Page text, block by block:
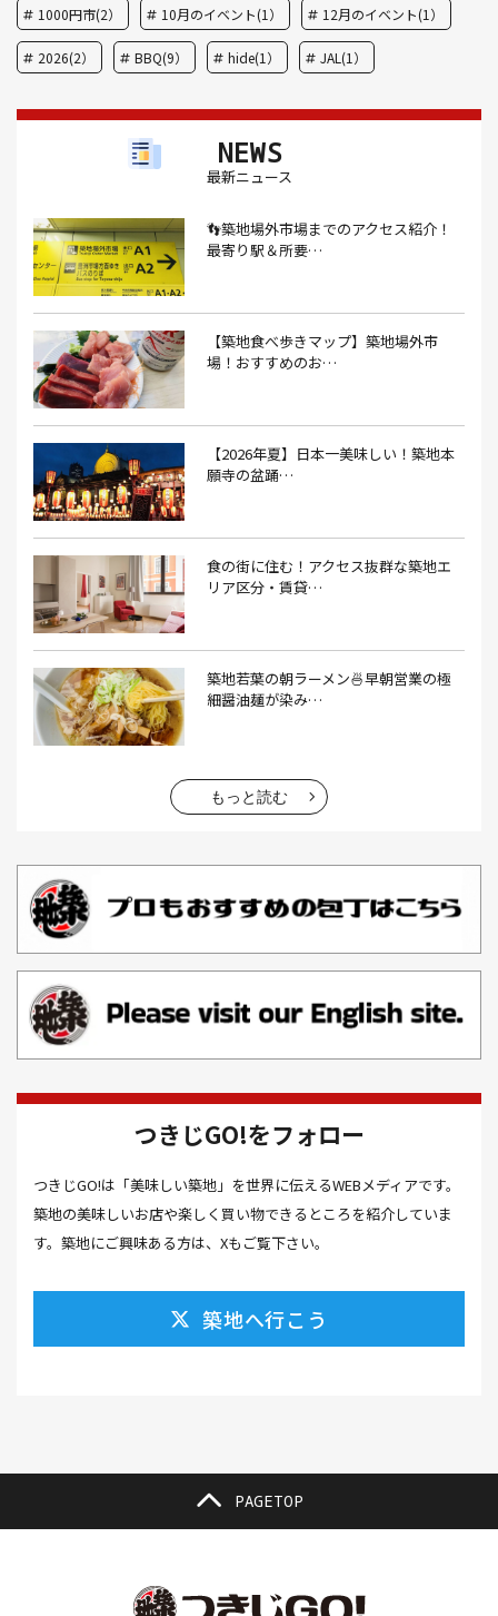
1000円市(2） 10月のイベント(1） 12月のイベント(1）
2026(2） BBQ(9） hide(1） JAL(1）
アイスクリーム(1） アイスクリーム店(1）
アジフライ(1） アド街(3）
あなごめし(1） アパート探し(1） アルバイト(1）
アンテナショップ(1）
いくら(1） イタリアン(6） イタリアンバル(1）
イタリアンレストラン(1） イタリアン料理(4）
イチゴジャム(1） イベント(9）
イベント2026(1） いわし(1） ウェットティッシュ(1）
うなぎ(10） うなぎ屋(2）
うな重(2） うに(4） エコバッグ(1）
エコバッグ おしゃれ(1） エコバッグ 折りたたみ(1）
エビフライ(3） おかゆ(1）
おでん(4） おにぎり(4）
お刺身(1） お参り(1） お困りごと解決(1）
お土産(14） お土産屋(1）
お寿司(2） お弁当(9）
お正月料理(20）
お汁粉 レシピ(1）
お肉(2） お花見(2） お茶(1） お雑煮(1）
お風呂(1） お餅(1） お魚捌き教室(1） かき氷(3）
カシューナッツ(2） カツオ 食べ方(1）
カツオのたたき(1） カツカレー(2） カニ(7）
カフェラテ(1） かまぼこ(1）
カラスミ(1） カルパッチョ(1） カレー(5）
ギフト(6） キムチ レシピ(1）
グルメ(11）
ケーキ(3） ケーキ屋(1） コーヒー(7）
NEWS
最新ニュース
👣築地場外市場までのアクセス紹介！
最寄り駅＆所要…
【築地食べ歩きマップ】築地場外市
場！おすすめのお…
【2026年夏】日本一美味しい！築地本
願寺の盆踊…
食の街に住む！アクセス抜群な築地エ
リア区分・賃貸…
築地若葉の朝ラーメン🍜早朝営業の極
細醤油麺が染み…
もっと読む
つきじGO!をフォロー
つきじGO!は「美味しい築地」を世界に伝えるWEBメディアです。
築地の美味しいお店や楽しく買い物できるところを紹介していま
す。築地にご興味ある方は、Xもご覧下さい。
築地へ行こう
PAGETOP